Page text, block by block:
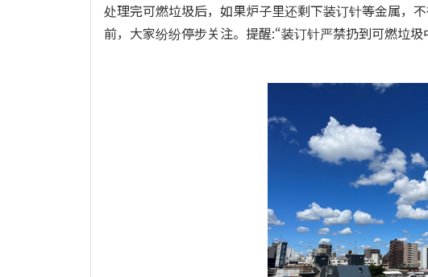
处理完可燃垃圾后，如果炉子里还剩下装订针等金属，
前，大家纷纷停步关注。提醒:“装订针严禁扔到可燃垃圾